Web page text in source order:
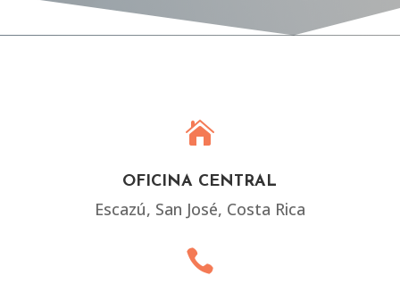

OFICINA CENTRAL
Escazú, San José, Costa Rica
